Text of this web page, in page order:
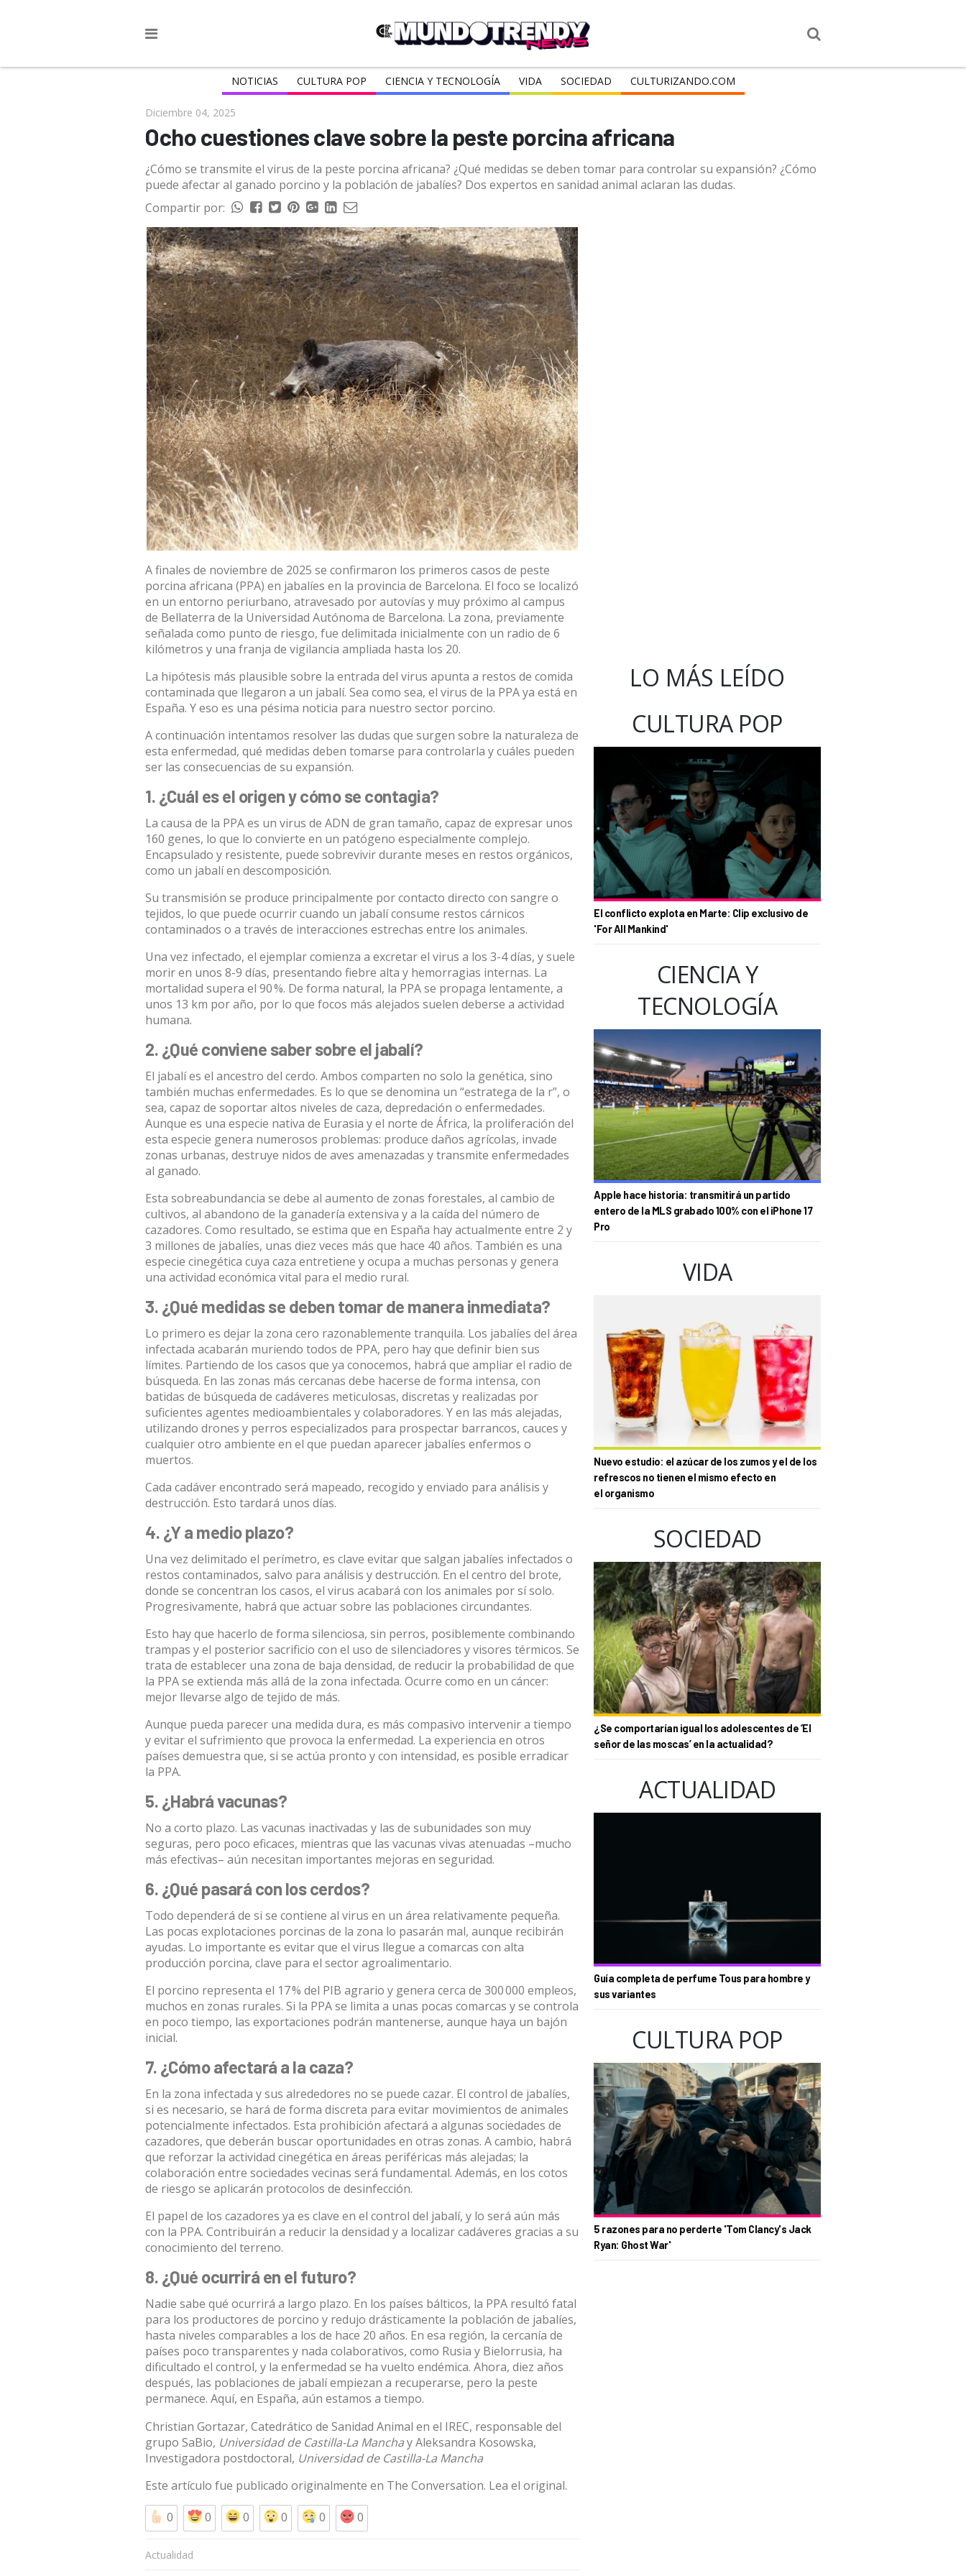
NOTICIAS CULTURA POP CIENCIA Y TECNOLOGÍA VIDA SOCIEDAD CULTURIZANDO.COM
Diciembre 04, 2025
Ocho cuestiones clave sobre la peste porcina africana
¿Cómo se transmite el virus de la peste porcina africana? ¿Qué medidas se deben tomar para controlar su expansión? ¿Cómo
puede afectar al ganado porcino y la población de jabalíes? Dos expertos en sanidad animal aclaran las dudas.
Compartir por:
A finales de noviembre de 2025 se confirmaron los primeros casos de peste
porcina africana (PPA) en jabalíes en la provincia de Barcelona. El foco se localizó
en un entorno periurbano, atravesado por autovías y muy próximo al campus
de Bellaterra de la Universidad Autónoma de Barcelona. La zona, previamente
señalada como punto de riesgo, fue delimitada inicialmente con un radio de 6
kilómetros y una franja de vigilancia ampliada hasta los 20.
La hipótesis más plausible sobre la entrada del virus apunta a restos de comida
contaminada que llegaron a un jabalí. Sea como sea, el virus de la PPA ya está en
España. Y eso es una pésima noticia para nuestro sector porcino.
A continuación intentamos resolver las dudas que surgen sobre la naturaleza de
esta enfermedad, qué medidas deben tomarse para controlarla y cuáles pueden
ser las consecuencias de su expansión.
1. ¿Cuál es el origen y cómo se contagia?
La causa de la PPA es un virus de ADN de gran tamaño, capaz de expresar unos
160 genes, lo que lo convierte en un patógeno especialmente complejo.
Encapsulado y resistente, puede sobrevivir durante meses en restos orgánicos,
como un jabalí en descomposición.
Su transmisión se produce principalmente por contacto directo con sangre o
tejidos, lo que puede ocurrir cuando un jabalí consume restos cárnicos
contaminados o a través de interacciones estrechas entre los animales.
Una vez infectado, el ejemplar comienza a excretar el virus a los 3-4 días, y suele
morir en unos 8-9 días, presentando fiebre alta y hemorragias internas. La
mortalidad supera el 90 %. De forma natural, la PPA se propaga lentamente, a
unos 13 km por año, por lo que focos más alejados suelen deberse a actividad
humana.
2. ¿Qué conviene saber sobre el jabalí?
El jabalí es el ancestro del cerdo. Ambos comparten no solo la genética, sino
también muchas enfermedades. Es lo que se denomina un “estratega de la r”, o
sea, capaz de soportar altos niveles de caza, depredación o enfermedades.
Aunque es una especie nativa de Eurasia y el norte de África, la proliferación del
esta especie genera numerosos problemas: produce daños agrícolas, invade
zonas urbanas, destruye nidos de aves amenazadas y transmite enfermedades
al ganado.
Esta sobreabundancia se debe al aumento de zonas forestales, al cambio de
cultivos, al abandono de la ganadería extensiva y a la caída del número de
cazadores. Como resultado, se estima que en España hay actualmente entre 2 y
3 millones de jabalíes, unas diez veces más que hace 40 años. También es una
especie cinegética cuya caza entretiene y ocupa a muchas personas y genera
una actividad económica vital para el medio rural.
3. ¿Qué medidas se deben tomar de manera inmediata?
Lo primero es dejar la zona cero razonablemente tranquila. Los jabalíes del área
infectada acabarán muriendo todos de PPA, pero hay que definir bien sus
límites. Partiendo de los casos que ya conocemos, habrá que ampliar el radio de
búsqueda. En las zonas más cercanas debe hacerse de forma intensa, con
batidas de búsqueda de cadáveres meticulosas, discretas y realizadas por
suficientes agentes medioambientales y colaboradores. Y en las más alejadas,
utilizando drones y perros especializados para prospectar barrancos, cauces y
cualquier otro ambiente en el que puedan aparecer jabalíes enfermos o
muertos.
Cada cadáver encontrado será mapeado, recogido y enviado para análisis y
destrucción. Esto tardará unos días.
4. ¿Y a medio plazo?
Una vez delimitado el perímetro, es clave evitar que salgan jabalíes infectados o
restos contaminados, salvo para análisis y destrucción. En el centro del brote,
donde se concentran los casos, el virus acabará con los animales por sí solo.
Progresivamente, habrá que actuar sobre las poblaciones circundantes.
Esto hay que hacerlo de forma silenciosa, sin perros, posiblemente combinando
trampas y el posterior sacrificio con el uso de silenciadores y visores térmicos. Se
trata de establecer una zona de baja densidad, de reducir la probabilidad de que
la PPA se extienda más allá de la zona infectada. Ocurre como en un cáncer:
mejor llevarse algo de tejido de más.
Aunque pueda parecer una medida dura, es más compasivo intervenir a tiempo
y evitar el sufrimiento que provoca la enfermedad. La experiencia en otros
países demuestra que, si se actúa pronto y con intensidad, es posible erradicar
la PPA.
5. ¿Habrá vacunas?
No a corto plazo. Las vacunas inactivadas y las de subunidades son muy
seguras, pero poco eficaces, mientras que las vacunas vivas atenuadas –mucho
más efectivas– aún necesitan importantes mejoras en seguridad.
6. ¿Qué pasará con los cerdos?
Todo dependerá de si se contiene al virus en un área relativamente pequeña.
Las pocas explotaciones porcinas de la zona lo pasarán mal, aunque recibirán
ayudas. Lo importante es evitar que el virus llegue a comarcas con alta
producción porcina, clave para el sector agroalimentario.
El porcino representa el 17 % del PIB agrario y genera cerca de 300 000 empleos,
muchos en zonas rurales. Si la PPA se limita a unas pocas comarcas y se controla
en poco tiempo, las exportaciones podrán mantenerse, aunque haya un bajón
inicial.
7. ¿Cómo afectará a la caza?
En la zona infectada y sus alrededores no se puede cazar. El control de jabalíes,
si es necesario, se hará de forma discreta para evitar movimientos de animales
potencialmente infectados. Esta prohibición afectará a algunas sociedades de
cazadores, que deberán buscar oportunidades en otras zonas. A cambio, habrá
que reforzar la actividad cinegética en áreas periféricas más alejadas; la
colaboración entre sociedades vecinas será fundamental. Además, en los cotos
de riesgo se aplicarán protocolos de desinfección.
El papel de los cazadores ya es clave en el control del jabalí, y lo será aún más
con la PPA. Contribuirán a reducir la densidad y a localizar cadáveres gracias a su
conocimiento del terreno.
8. ¿Qué ocurrirá en el futuro?
Nadie sabe qué ocurrirá a largo plazo. En los países bálticos, la PPA resultó fatal
para los productores de porcino y redujo drásticamente la población de jabalíes,
hasta niveles comparables a los de hace 20 años. En esa región, la cercanía de
países poco transparentes y nada colaborativos, como Rusia y Bielorrusia, ha
dificultado el control, y la enfermedad se ha vuelto endémica. Ahora, diez años
después, las poblaciones de jabalí empiezan a recuperarse, pero la peste
permanece. Aquí, en España, aún estamos a tiempo.
Christian Gortazar, Catedrático de Sanidad Animal en el IREC, responsable del
grupo SaBio, Universidad de Castilla-La ManchayAleksandra Kosowska,
Investigadora postdoctoral, Universidad de Castilla-La Mancha
Este artículo fue publicado originalmente en The Conversation. Lea el original.
0
0 0 0 0 0
Actualidad
LO MÁS LEÍDO
CULTURA POP
El conflicto explota en Marte: Clip exclusivo de
'For All Mankind'
CIENCIA Y
TECNOLOGÍA
Apple hace historia: transmitirá un partido
entero de la MLS grabado 100% con el iPhone 17
Pro
VIDA
Nuevo estudio: el azúcar de los zumos y el de los
refrescos no tienen el mismo efecto en
el organismo
SOCIEDAD
¿Se comportarían igual los adolescentes de ‘El
señor de las moscas’ en la actualidad?
ACTUALIDAD
Guía completa de perfume Tous para hombre y
sus variantes
CULTURA POP
5 razones para no perderte 'Tom Clancy's Jack
Ryan: Ghost War'